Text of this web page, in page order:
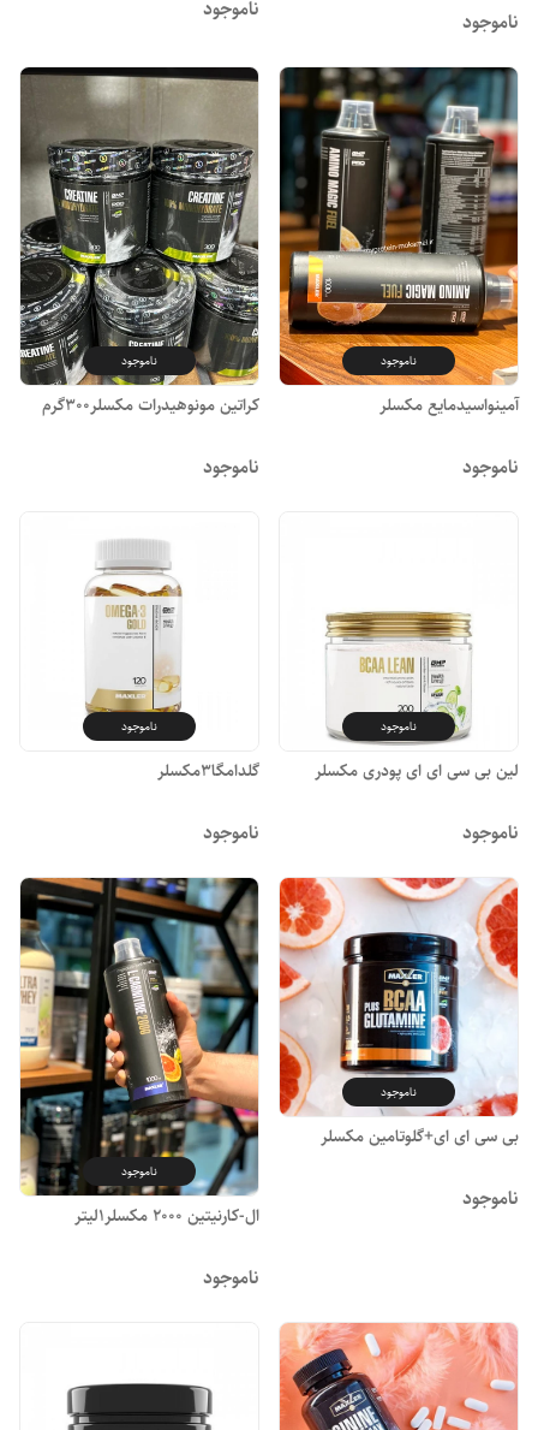
ناموجود ناموجود
ناموجود
آمینواسیدمایع مکسلر
ناموجود
ناموجود
کراتین مونوهیدرات مکسلر300گرم
ناموجود
ناموجود
لین بی سی ای ای پودری مکسلر
ناموجود
ناموجود
گلدامگا3مکسلر
ناموجود
ناموجود
بی سی ای ای+گلوتامین مکسلر
ناموجود
ناموجود
ال-کارنیتین 2000 مکسلر1لیتر
ناموجود